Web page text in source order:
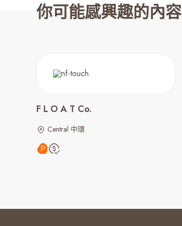
你可能感興趣的內容
F L O A T Co.
Central 中環